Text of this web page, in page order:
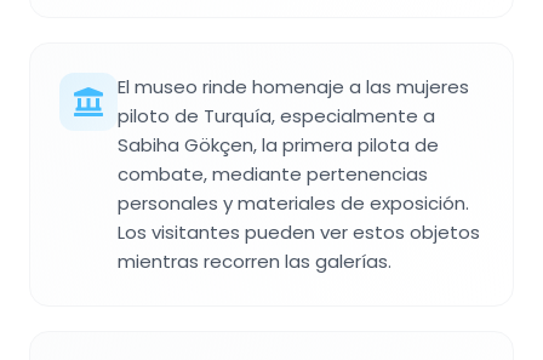
El museo rinde homenaje a las mujeres
piloto de Turquía, especialmente a
Sabiha Gökçen, la primera pilota de
combate, mediante pertenencias
personales y materiales de exposición.
Los visitantes pueden ver estos objetos
mientras recorren las galerías.